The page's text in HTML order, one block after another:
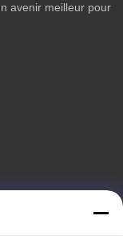
avenir meilleur pour